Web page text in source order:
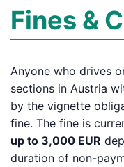
Fines &
Anyone who drives
sections in Austria
by the vignette
fine. The fine is
up to 3,000 EUR
duration of non-